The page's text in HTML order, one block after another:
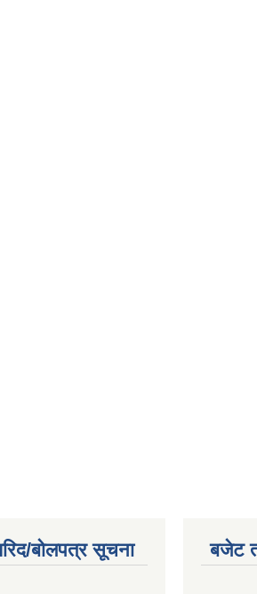
बोलपत्र सूचना बजेट